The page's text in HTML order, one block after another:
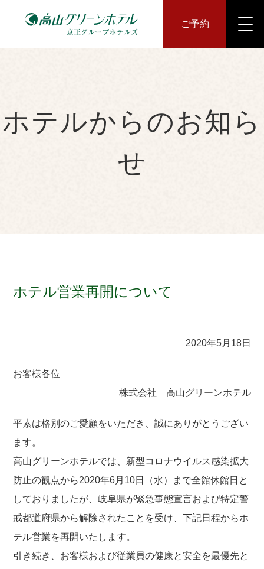
ご予約
ホテルからのお知ら
せ
ホテル営業再開について
2020年5月18日
お客様各位
株式会社 高山グリーンホテル
平素は格別のご愛顧をいただき、誠にありがとうござい
ます。
高山グリーンホテルでは、新型コロナウイルス感染拡大
防止の観点から2020年6月10日（水）まで全館休館日と
しておりましたが、岐阜県が緊急事態宣言および特定警
戒都道府県から解除されたことを受け、下記日程からホ
テル営業を再開いたします。
引き続き、お客様および従業員の健康と安全を最優先と